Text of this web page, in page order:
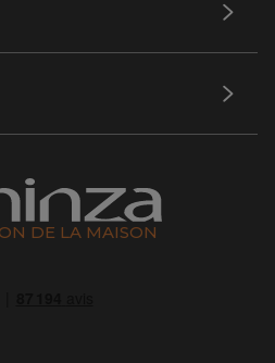
DE LA MAISON